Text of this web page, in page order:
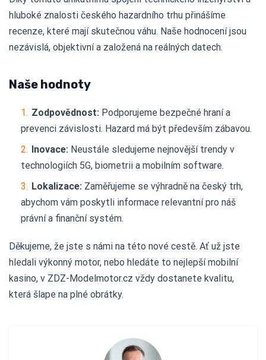
hluboké znalosti českého hazardního trhu přinášíme
recenze, které mají skutečnou váhu. Naše hodnocení jsou
nezávislá, objektivní a založená na reálných datech.
Naše hodnoty
Zodpovědnost: Podporujeme bezpečné hraní a
prevenci závislosti. Hazard má být především zábavou.
Inovace: Neustále sledujeme nejnovější trendy v
technologiích 5G, biometrii a mobilním software.
Lokalizace: Zaměřujeme se výhradně na český trh,
abychom vám poskytli informace relevantní pro náš
právní a finanční systém.
Děkujeme, že jste s námi na této nové cestě. Ať už jste
hledali výkonný motor, nebo hledáte to nejlepší mobilní
kasino, v ZDZ-Modelmotor.cz vždy dostanete kvalitu,
která šlape na plné obrátky.